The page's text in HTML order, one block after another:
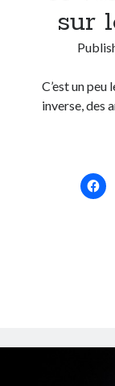
Post inutile
Tavukoi
Vidéos
sur
C’est un
inverse, des